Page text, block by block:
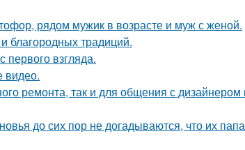
рядом мужик в возрасте и муж с женой.
благородных традиций.
взгляда.
видео.
ремонта, так и для общения с дизайнером
до сих пор не догадываются, что их